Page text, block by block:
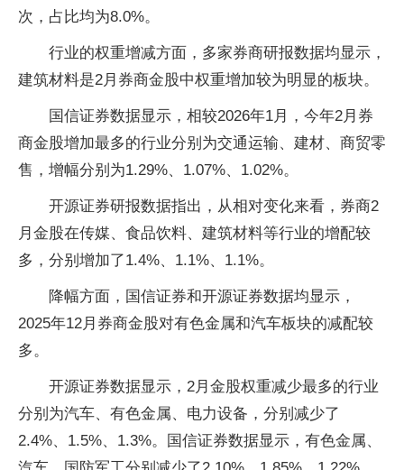
次，占比均为8.0%。
行业的权重增减方面，多家券商研报数据均显示，
建筑材料是2月券商金股中权重增加较为明显的板块。
国信证券数据显示，相较2026年1月，今年2月券
商金股增加最多的行业分别为交通运输、建材、商贸零
售，增幅分别为1.29%、1.07%、1.02%。
开源证券研报数据指出，从相对变化来看，券商2
月金股在传媒、食品饮料、建筑材料等行业的增配较
多，分别增加了1.4%、1.1%、1.1%。
降幅方面，国信证券和开源证券数据均显示，
2025年12月券商金股对有色金属和汽车板块的减配较
多。
开源证券数据显示，2月金股权重减少最多的行业
分别为汽车、有色金属、电力设备，分别减少了
2.4%、1.5%、1.3%。国信证券数据显示，有色金属、